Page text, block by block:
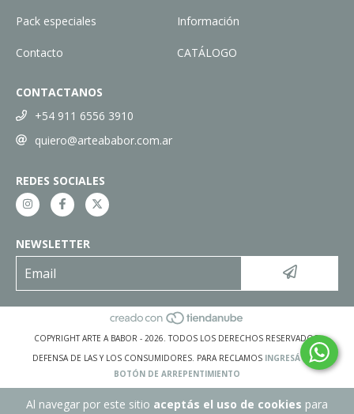
Al navegar por este sitio aceptás el uso de cookies para
Pack especiales Información
Contacto CATÁLOGO
CONTACTANOS
+54 911 6556 3910
quiero@arteababor.com.ar
REDES SOCIALES
NEWSLETTER
COPYRIGHT ARTE A BABOR - 2026. TODOS LOS DERECHOS RESERVADOS.
DEFENSA DE LAS Y LOS CONSUMIDORES. PARA RECLAMOS INGRESÁ ACÁ.
BOTÓN DE ARREPENTIMIENTO